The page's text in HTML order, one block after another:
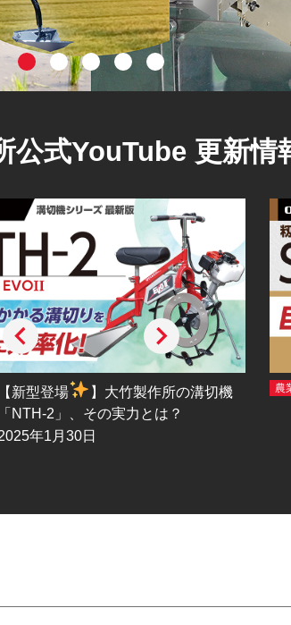
公式YouTube 更新情
【新型登場
】大竹製作所の溝切機
「NTH-2」、その実力とは？
年1月30日
農